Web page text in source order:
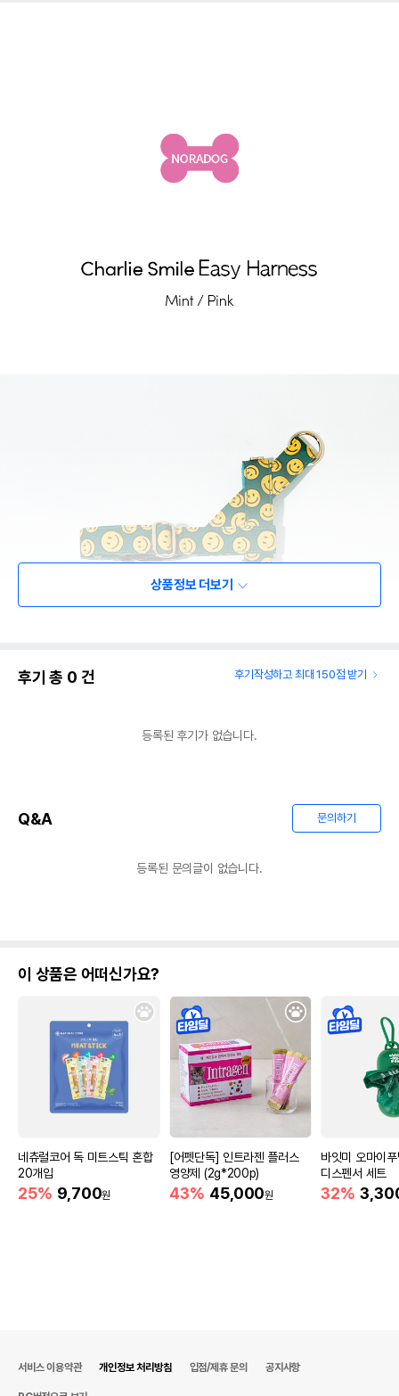
상품정보 더보기
후기 총 0 건 후기작성하고 최대 150점 받기
등록된 후기가 없습니다.
Q&A 문의하기
등록된 문의글이 없습니다.
이 상품은 어떠신가요?
네츄럴코어 독 미트스틱 혼합
20개입
25% 9,700원
[어펫단독] 인트라젠 플러스
영양제 (2g*200p)
43% 45,000원
바잇미 오마이
디스펜서 세트
32%
서비스 이용약관 개인정보 처리방침 입점/제휴 문의 공지사항